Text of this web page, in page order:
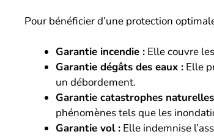
Pour bénéficier d’une protection
Garantie incendie : Elle couvre
Garantie dégâts des eaux : Elle
un débordement.
Garantie catastrophes
phénomènes tels que les
Garantie vol : Elle indemnise